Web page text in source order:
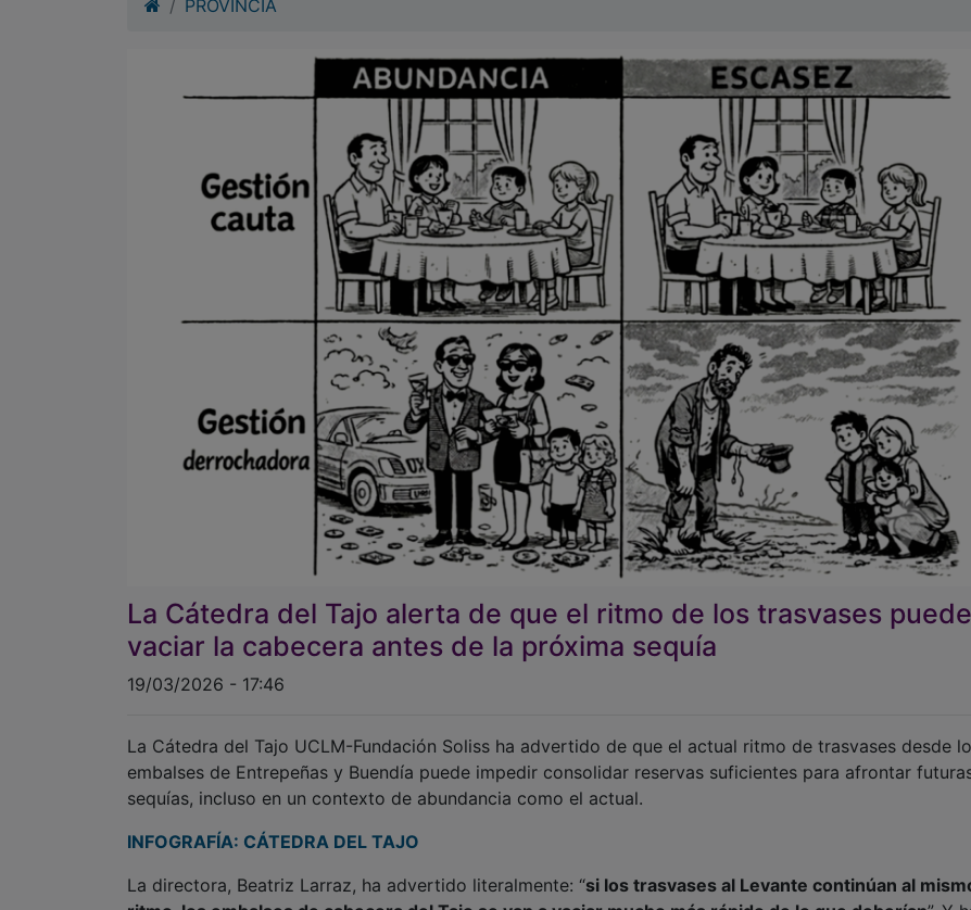
La Cátedra del Tajo alerta de que el ritmo de los trasvases puede
vaciar la cabecera antes de la próxima sequía
19/03/2026 - 17:46
La Cátedra del Tajo UCLM-Fundación Soliss ha advertido de que el actual ritmo de trasvases desde los
embalses de Entrepeñas y Buendía puede impedir consolidar reservas suficientes para afrontar futuras
INFOGRAFÍA: CÁTEDRA DEL TAJO
La directora, Beatriz Larraz, ha advertido literalmente: “ si los trasvases al Levante continúan al mismo
ritmo, los embalses de cabecera del Tajo se van a vaciar mucho más rápido de lo que deberían
recordado que su función principal “
que viene”.